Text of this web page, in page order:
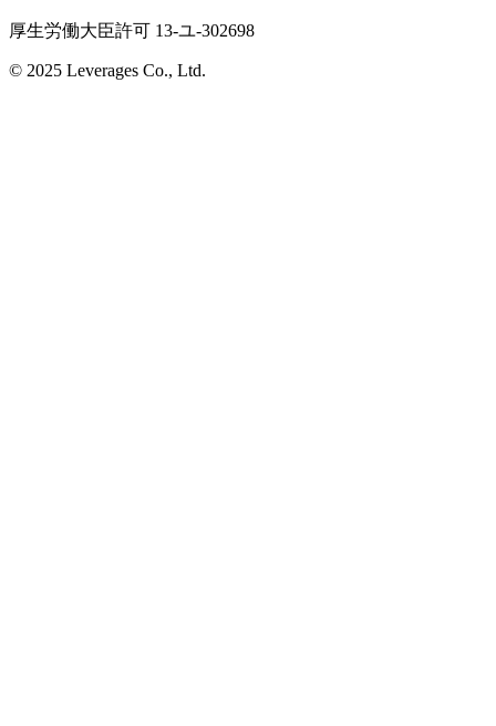
厚生労働大臣許可 13-ユ-302698
© 2025 Leverages Co., Ltd.